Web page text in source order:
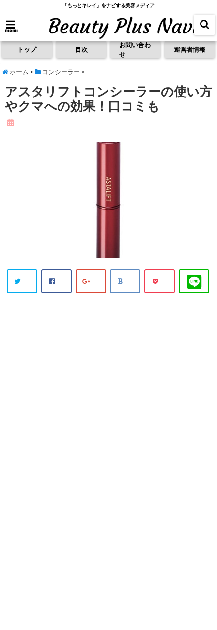
「もっとキレイ」をナビする美容メディア
menu
トップ 目次
お問い合わ
せ
運営者情報
ホーム > コンシーラー >
アスタリフトコンシーラーの使い方
やクマへの効果！口コミも